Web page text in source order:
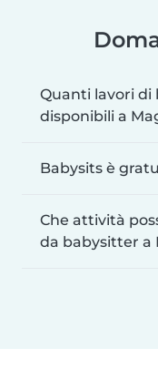
Quanti lavori di
disponibili a
Babysits è
Che attività
da babysitter a